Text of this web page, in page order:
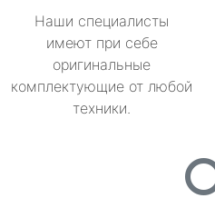
Наши специалисты
имеют при себе
оригинальные
комплектующие от любой
техники.